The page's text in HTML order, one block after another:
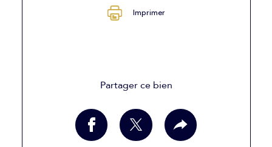
Imprimer
Partager ce bien